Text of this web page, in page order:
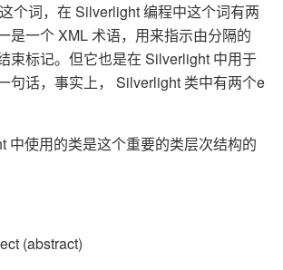
个词，在 Silverlight 编程中这个词有两
是一个 XML 术语，用来指示由分隔的
束标记。但它也是在 Silverlight 中用于
句话，事实上， Silverlight 类中有两个e
中使用的类是这个重要的类层次结构的
(abstract)